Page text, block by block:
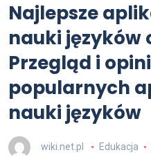
Najlepsze
nauki języków
Przegląd i
popularnych
nauki języków
wiki.net.pl Edukacja